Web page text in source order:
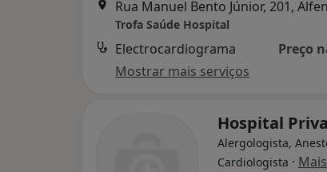
Rua Manuel Bento Júnior, 201,
Trofa Saúde Hospital
Electrocardiograma
Preço
Mostrar mais serviços
Hospital
Alergologista,
Cardiologista · Mais